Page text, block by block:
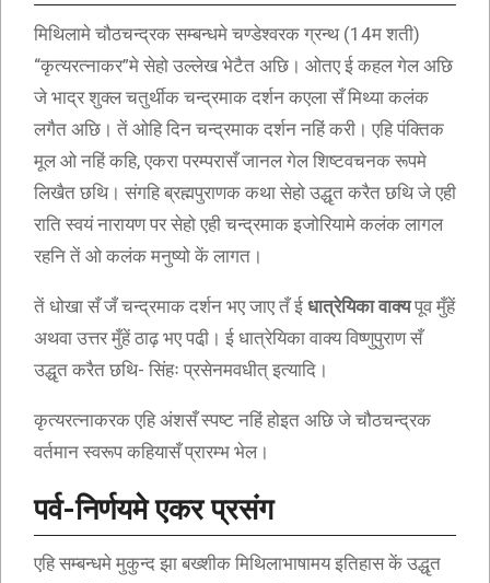
मिथिलामे चौठचन्द्रक सम्बन्धमे चण्डेश्वरक ग्रन्थ (14म शती)
“कृत्यरत्नाकर”मे सेहो उल्लेख भेटैत अछि। ओतए ई कहल गेल अछि
जे भाद्र शुक्ल चतुर्थीक चन्द्रमाक दर्शन कएला सँ मिथ्या कलंक
लगैत अछि। तें ओहि दिन चन्द्रमाक दर्शन नहिं करी। एहि पंक्तिक
मूल ओ नहिं कहि, एकरा परम्परासँ जानल गेल शिष्टवचनक रूपमे
लिखैत छथि। संगहि ब्रह्मपुराणक कथा सेहो उद्धृत करैत छथि जे एही
राति स्वयं नारायण पर सेहो एही चन्द्रमाक इजोरियामे कलंक लागल
रहनि तें ओ कलंक मनुष्यो कें लागत।
तें धोखा सँ जँ चन्द्रमाक दर्शन भए जाए तँ ई धात्रेयिका वाक्यपूव मुँहें
अथवा उत्तर मुँहें ठाढ़ भए पढी़। ई धात्रेयिका वाक्य विष्णुपुराण सँ
उद्धृत करैत छथि- सिंहः प्रसेनमवधीत् इत्यादि।
कृत्यरत्नाकरक एहि अंशसँ स्पष्ट नहिं होइत अछि जे चौठचन्द्रक
वर्तमान स्वरूप कहियासँ प्रारम्भ भेल।
पर्व-निर्णयमे एकर प्रसंग
एहि सम्बन्धमे मुकुन्द झा बख्शीक मिथिलाभाषामय इतिहास कें उद्धृत